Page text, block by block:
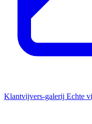
Klantvijvers-galerij Echte